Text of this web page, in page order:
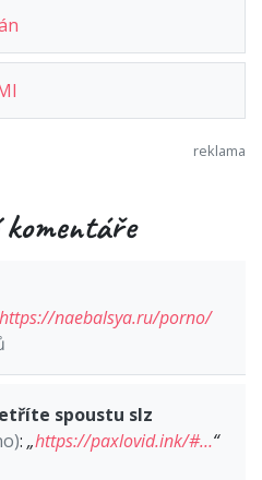
komentáře
https://naebalsya.ru/porno/
spoustu slz
: „https://paxlovid.ink/#…“